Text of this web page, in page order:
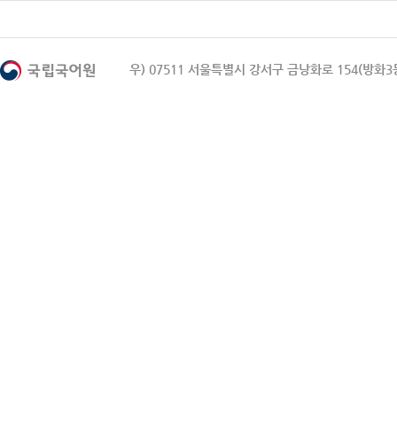
우) 07511 서울특별시 강서구 금낭화로 154(방화3